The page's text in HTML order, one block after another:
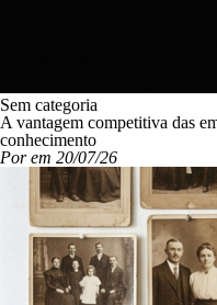
Sem categoria
A vantagem competitiva das
conhecimento
Por em 20/07/26